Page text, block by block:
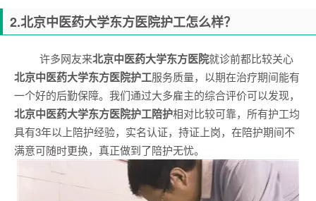
2.北京中医药大学东方医院护工怎么样？
许多网友来北京中医药大学东方医院就诊前都比较关心
北京中医药大学东方医院护工服务质量，以期在治疗期间能有
一个好的后勤保障。我们通过大多雇主的综合评价可以发现，
北京中医药大学东方医院护工陪护相对比较可靠，所有护工均
具有3年以上陪护经验，实名认证，持证上岗，在陪护期间不
满意可随时更换，真正做到了陪护无忧。